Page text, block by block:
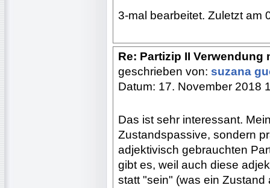
3-mal bearbeitet. Zuletzt am
Re: Partizip II Verwendung
geschrieben von: suzana
Datum: 17. November 2018
Das ist sehr interessant.
Zustandspassive, sondern
adjektivisch gebrauchten
gibt es, weil auch diese
statt "sein" (was ein Zustand